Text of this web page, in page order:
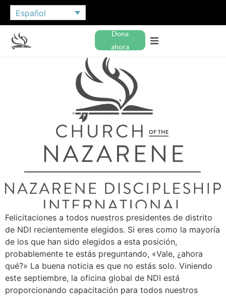
Español
Dona
ahora
Felicitaciones a todos nuestros presidentes de distrito
de NDI recientemente elegidos. Si eres como la mayoría
de los que han sido elegidos a esta posición,
probablemente te estás preguntando, «Vale, ¿ahora
qué?» La buena noticia es que no estás solo. Viniendo
este septiembre, la oficina global de NDI está
proporcionando capacitación para todos nuestros